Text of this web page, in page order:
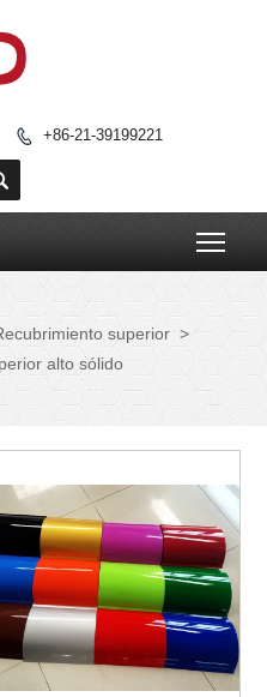
 +86-21-39199221
superior >
alto sólido